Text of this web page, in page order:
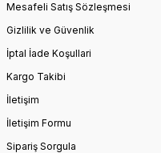
Mesafeli Satış Sözleşmesi
Gizlilik ve Güvenlik
İptal İade Koşullari
Kargo Takibi
İletişim
İletişim Formu
Sipariş Sorgula